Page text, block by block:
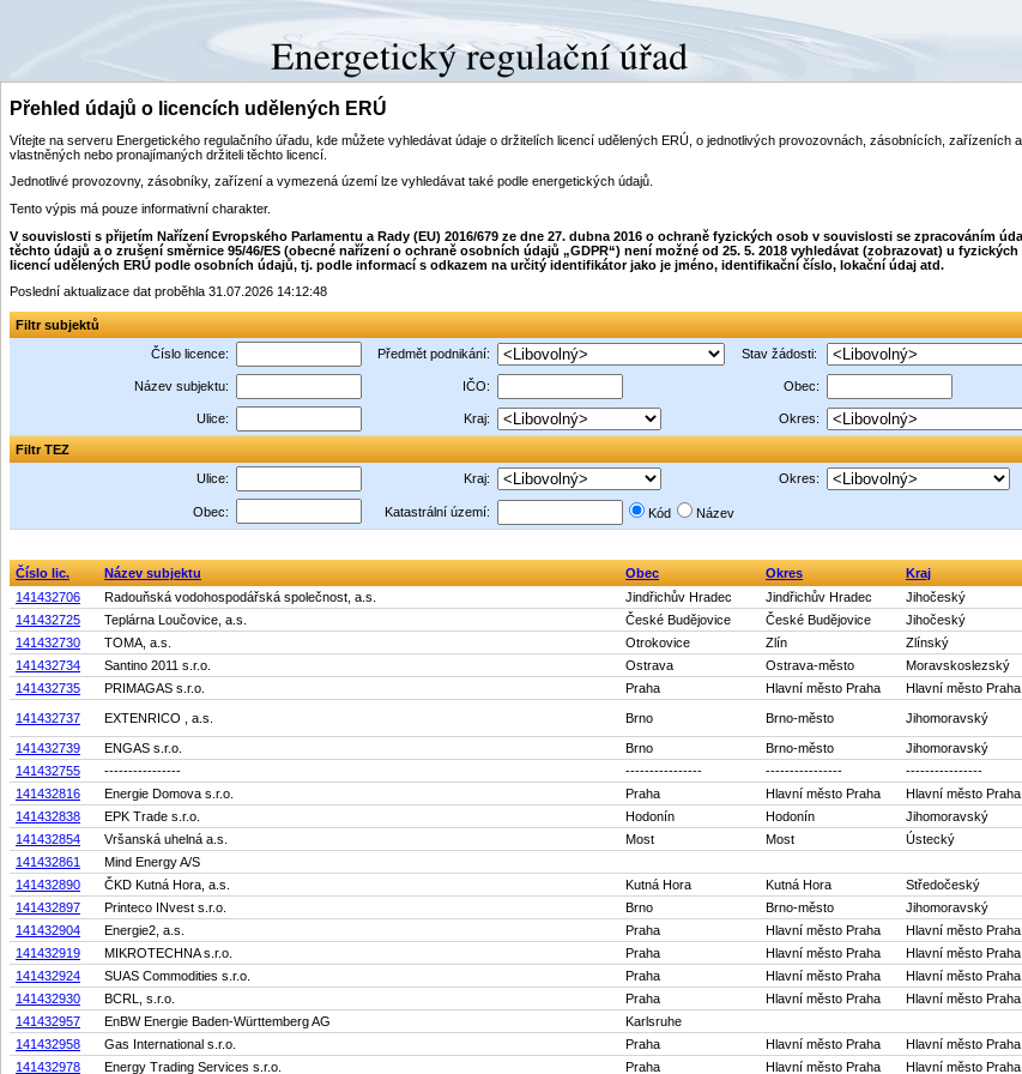
Přehled údajů o licencích udělených ERÚ
Vítejte na serveru Energetického regulačního úřadu, kde můžete vyhledávat údaje o držitelích licencí udělených ERÚ, o jednotlivých provozovnách, zásobnících, zařízeních
vlastněných nebo pronajímaných držiteli těchto licencí.
Jednotlivé provozovny, zásobníky, zařízení a vymezená území lze vyhledávat také podle energetických údajů.
Tento výpis má pouze informativní charakter.
V souvislosti s přijetím Nařízení Evropského Parlamentu a Rady (EU) 2016/679 ze dne 27. dubna 2016 o ochraně fyzických osob v souvislosti se zpracováním
těchto údajů a o zrušení směrnice 95/46/ES (obecné nařízení o ochraně osobních údajů „GDPR“) není možné od 25. 5. 2018 vyhledávat (zobrazovat) u
licencí udělených ERÚ podle osobních údajů, tj. podle informací s odkazem na určitý identifikátor jako je jméno, identifikační číslo, lokační údaj atd.
Poslední aktualizace dat proběhla 31.07.2026 14:12:48
Filtr subjektů
Číslo licence:
Předmět podnikání: Stav žádosti:
Název subjektu: IČO: Obec:
Ulice: Kraj: Okres:
Filtr TEZ
Ulice:
Kraj: Okres:
Obec: Katastrální území: Kód Název
Číslo lic. Název subjektu Obec Okres Kraj
141432706
Radouňská vodohospodářská společnost, a.s. Jindřichův Hradec Jindřichův Hradec Jihočeský
141432725
Teplárna Loučovice, a.s. České Budějovice České Budějovice Jihočeský
141432730
TOMA, a.s. Otrokovice Zlín Zlínský
141432734
Santino 2011 s.r.o. Ostrava Ostrava-město Moravskoslezský
141432735
PRIMAGAS s.r.o. Praha Hlavní město Praha Hlavní město Praha
141432737 EXTENRICO , a.s. Brno Brno-město Jihomoravský
141432739
ENGAS s.r.o. Brno Brno-město Jihomoravský
141432755
---------------- ---------------- ---------------- ----------------
141432816
Energie Domova s.r.o. Praha Hlavní město Praha Hlavní město Praha
141432838
EPK Trade s.r.o. Hodonín Hodonín Jihomoravský
141432854
Vršanská uhelná a.s. Most Most Ústecký
141432861
Mind Energy A/S
141432890
ČKD Kutná Hora, a.s. Kutná Hora Kutná Hora Středočeský
141432897
Printeco INvest s.r.o. Brno Brno-město Jihomoravský
141432904
Energie2, a.s. Praha Hlavní město Praha Hlavní město Praha
141432919
MIKROTECHNA s.r.o. Praha Hlavní město Praha Hlavní město Praha
141432924
SUAS Commodities s.r.o. Praha Hlavní město Praha Hlavní město Praha
141432930
BCRL, s.r.o. Praha Hlavní město Praha Hlavní město Praha
141432957
EnBW Energie Baden-Württemberg AG Karlsruhe
141432958
Gas International s.r.o. Praha Hlavní město Praha Hlavní město Praha
141432978
Energy Trading Services s.r.o. Praha Hlavní město Praha Hlavní město Praha